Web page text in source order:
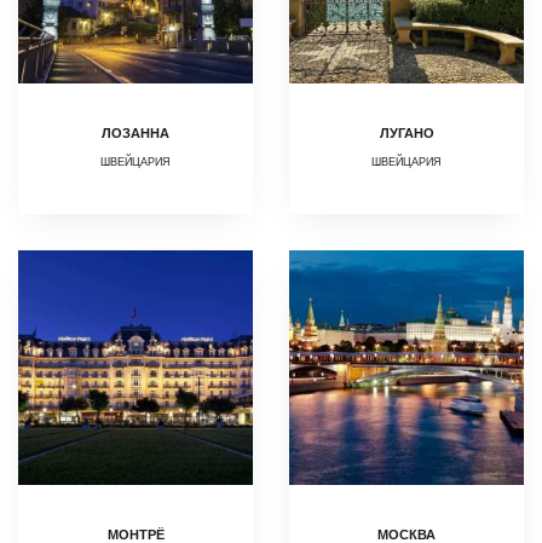
ЛОЗАННА
ШВЕЙЦАРИЯ
ЛУГАНО
ШВЕЙЦАРИЯ
МОНТРЁ МОСКВА